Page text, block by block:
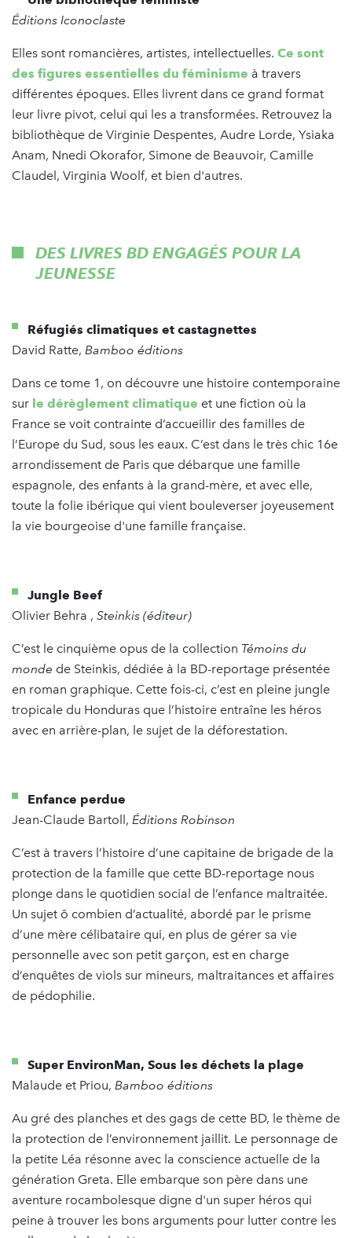
​​Éditions Iconoclaste
Elles sont romancières, artistes, intellectuelles. Ce sont
des figures essentielles du féminisme à travers
différentes époques. Elles livrent dans ce grand format
leur livre pivot, celui qui les a transformées. Retrouvez la
bibliothèque de Virginie Despentes, Audre Lorde, Ysiaka
Anam, Nnedi Okorafor, Simone de Beauvoir, Camille
Claudel, Virginia Woolf, et bien d'autres.
DES LIVRES BD ENGAGÉS POUR LA
JEUNESSE
Réfugiés climatiques et castagnettes
David Ratte, Bamboo éditions
Dans ce tome 1, on découvre une histoire contemporaine
sur le dérèglement climatique et une fiction où la
France se voit contrainte d’accueillir des familles de
l’Europe du Sud, sous les eaux. C’est dans le très chic 16e
arrondissement de Paris que débarque une famille
espagnole, des enfants à la grand-mère, et avec elle,
toute la folie ibérique qui vient bouleverser joyeusement
la vie bourgeoise d'une famille française.
Jungle Beef
Olivier Behra , Steinkis (éditeur)
C’est le cinquième opus de la collection Témoins du
monde de Steinkis, dédiée à la BD-reportage présentée
en roman graphique. Cette fois-ci, c’est en pleine jungle
tropicale du Honduras que l’histoire entraîne les héros
avec en arrière-plan, le sujet de la déforestation.
Enfance perdue
Jean-Claude Bartoll, Éditions Robinson
C’est à travers l’histoire d’une capitaine de brigade de la
protection de la famille que cette BD-reportage nous
plonge dans le quotidien social de l’enfance maltraitée.
Un sujet ô combien d’actualité, abordé par le prisme
d’une mère célibataire qui, en plus de gérer sa vie
personnelle avec son petit garçon, est en charge
d’enquêtes de viols sur mineurs, maltraitances et affaires
de pédophilie.
Super EnvironMan, Sous les déchets la plage
Malaude et Priou, Bamboo éditions
Au gré des planches et des gags de cette BD, le thème de
la protection de l’environnement jaillit. Le personnage de
la petite Léa résonne avec la conscience actuelle de la
génération Greta. Elle embarque son père dans une
aventure rocambolesque digne d'un super héros qui
peine à trouver les bons arguments pour lutter contre les